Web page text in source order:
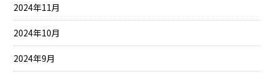
2024年11月
2024年10月
2024年9月